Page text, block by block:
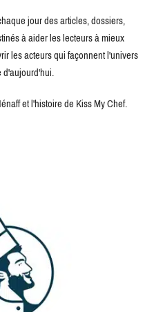
jour des articles, dossiers,
à aider les lecteurs à mieux
les acteurs qui façonnent l'univers
et l'histoire de Kiss My Chef.